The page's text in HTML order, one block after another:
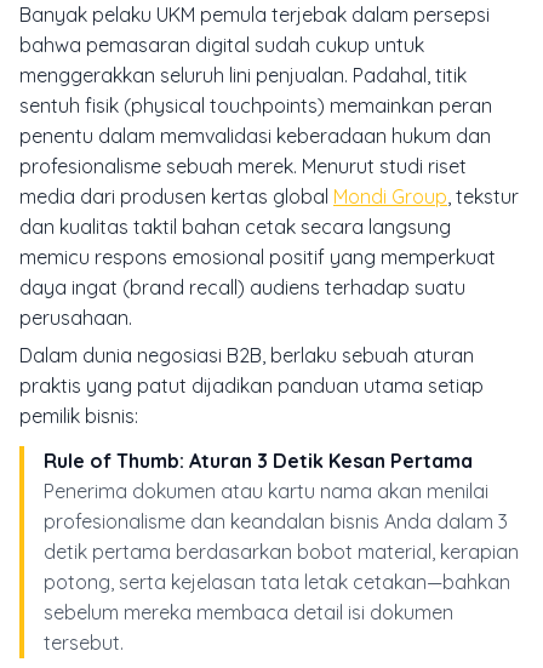
Banyak pelaku UKM pemula terjebak dalam persepsi
bahwa pemasaran digital sudah cukup untuk
menggerakkan seluruh lini penjualan. Padahal, titik
sentuh fisik (physical touchpoints) memainkan peran
penentu dalam memvalidasi keberadaan hukum dan
profesionalisme sebuah merek. Menurut studi riset
media dari produsen kertas global Mondi Group , tekstur
dan kualitas taktil bahan cetak secara langsung
memicu respons emosional positif yang memperkuat
daya ingat (brand recall) audiens terhadap suatu
perusahaan.
Dalam dunia negosiasi B2B, berlaku sebuah aturan
praktis yang patut dijadikan panduan utama setiap
pemilik bisnis:
Rule of Thumb: Aturan 3 Detik Kesan Pertama
Penerima dokumen atau kartu nama akan menilai
profesionalisme dan keandalan bisnis Anda dalam 3
detik pertama berdasarkan bobot material, kerapian
potong, serta kejelasan tata letak cetakan—bahkan
sebelum mereka membaca detail isi dokumen
tersebut.